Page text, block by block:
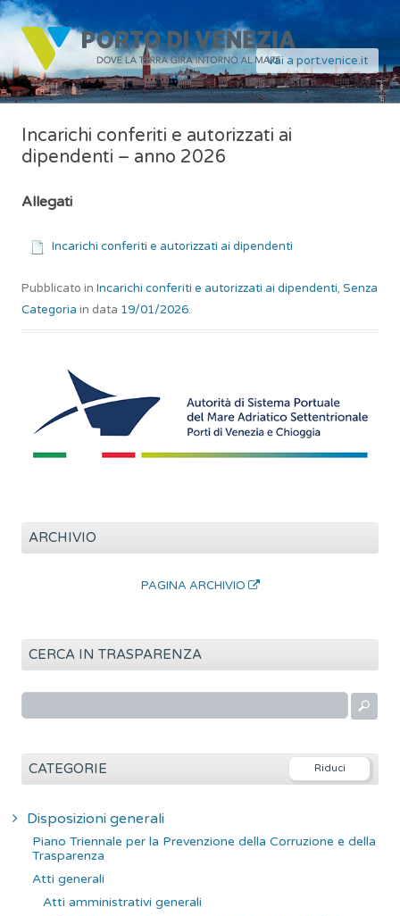
Vai a port.venice.it
Incarichi conferiti e autorizzati ai
dipendenti – anno 2026
Allegati
Incarichi conferiti e autorizzati ai dipendenti
Pubblicato in Incarichi conferiti e autorizzati ai dipendenti, Senza
Categoria in data 19/01/2026.
ARCHIVIO
PAGINA ARCHIVIO
CERCA IN TRASPARENZA
r
CATEGORIE
Disposizioni generali
Piano Triennale per la Prevenzione della Corruzione e della
Trasparenza
Atti generali
Atti amministrativi generali